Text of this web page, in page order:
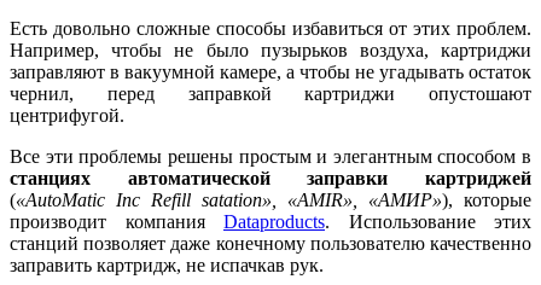
Есть довольно сложные способы избавиться от этих проблем.
Например, чтобы не было пузырьков воздуха, картриджи
заправляют в вакуумной камере, а чтобы не угадывать остаток
чернил, перед заправкой картриджи опустошают
центрифугой.
Все эти проблемы решены простым и элегантным способом в
станциях автоматической заправки картриджей
(«AutoMatic Inc Refill satation», «AMIR», «АМИР»), которые
производит компания Dataproducts. Использование этих
станций позволяет даже конечному пользователю качественно
заправить картридж, не испачкав рук.